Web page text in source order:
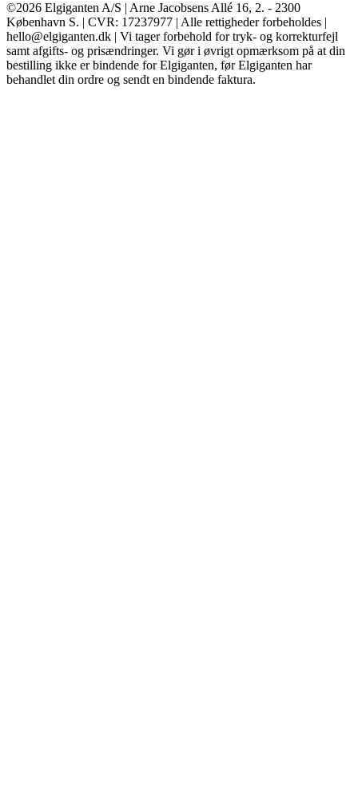
©2026 Elgiganten A/S | Arne Jacobsens Allé 16, 2. - 2300
København S. | CVR: 17237977 | Alle rettigheder forbeholdes |
hello@elgiganten.dk | Vi tager forbehold for tryk- og korrekturfejl
samt afgifts- og prisændringer. Vi gør i øvrigt opmærksom på at din
bestilling ikke er bindende for Elgiganten, før Elgiganten har
behandlet din ordre og sendt en bindende faktura.